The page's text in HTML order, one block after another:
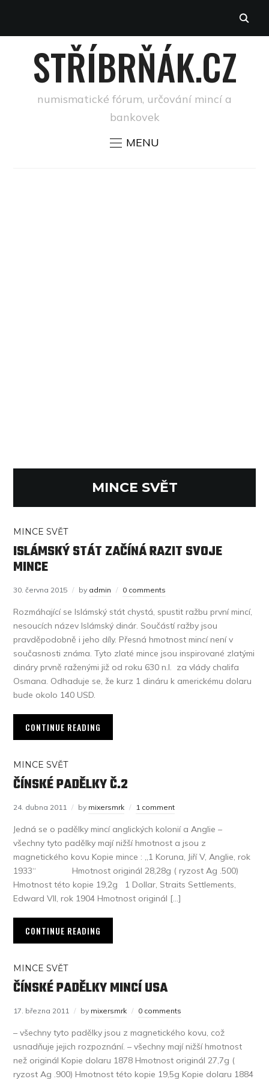
STŘÍBRŇÁK.CZ
numismatické fórum, určování mincí a
bankovek
MENU
MINCE SVĚT
MINCE SVĚT
ISLÁMSKÝ STÁT ZAČÍNÁ RAZIT SVOJE
MINCE
30. června 2015 by admin 0 comments
Rozmáhající se Islámský stát chystá, spustit ražbu první mincí,
nesoucích název Islámský dinár. Součástí ražby jsou
pravděpodobně i jeho díly. Přesná hmotnost mincí není v
současnosti známa. Tyto zlaté mince jsou inspirované zlatými
dináry prvně raženými již od roku 630 n.l. za vlády chalifa
Osmana. Odhaduje se, že kurz 1 dináru k americkému dolaru
bude okolo 140 USD.
CONTINUE READING
MINCE SVĚT
ČÍNSKÉ PADĚLKY Č.2
24. dubna 2011 by mixersmrk 1 comment
Jedná se o padělky mincí anglických kolonií a Anglie –
všechny tyto padělky mají nižší hmotnost a jsou z
magnetického kovu Kopie mince : „1 Koruna, Jiří V, Anglie, rok
1933“ Hmotnost originál 28,28g ( ryzost Ag .500)
Hmotnost této kopie 19,2g 1 Dollar, Straits Settlements,
Edward VII, rok 1904 Hmotnost originál […]
CONTINUE READING
MINCE SVĚT
ČÍNSKÉ PADĚLKY MINCÍ USA
17. března 2011 by mixersmrk 0 comments
– všechny tyto padělky jsou z magnetického kovu, což
usnadňuje jejich rozpoznání. – všechny mají nižší hmotnost
než originál Kopie dolaru 1878 Hmotnost originál 27,7g (
ryzost Ag .900) Hmotnost této kopie 19,5g Kopie dolaru 1884